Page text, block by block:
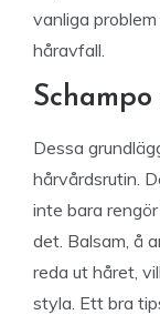
vanliga
håravfall.
Dessa
hårvårdsrutin.
inte bara
det. Balsam, å
reda ut håret,
styla. Ett bra